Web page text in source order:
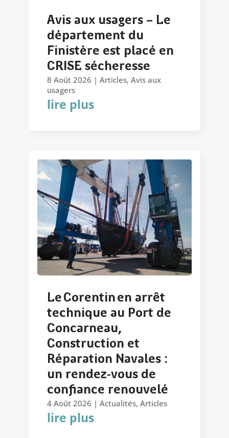
Avis aux usagers – Le
département du
Finistère est placé en
CRISE sécheresse
8 Août 2026 | Articles, Avis aux
usagers
lire plus
Le Corentin en arrêt
technique au Port de
Concarneau,
Construction et
Réparation Navales :
un rendez-vous de
confiance renouvelé
4 Août 2026 | Actualités, Articles
lire plus